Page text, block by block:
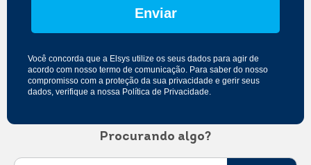
Enviar
Você concorda que a Elsys utilize os seus dados para agir de
acordo com nosso termo de comunicação. Para saber do nosso
compromisso com a proteção da sua privacidade e gerir seus
dados, verifique a nossa Política de Privacidade.
Procurando algo?